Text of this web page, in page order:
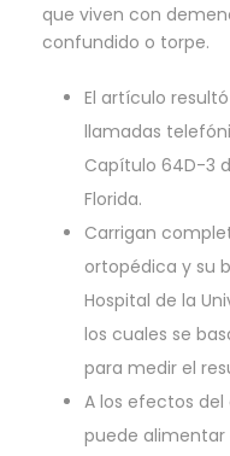
que viven con
confundido o torpe.
El artículo
llamadas
Capítulo 64D-3
Florida.
Carrigan
ortopédica y su
Hospital de la
los cuales se
para medir el
A los efectos del
puede